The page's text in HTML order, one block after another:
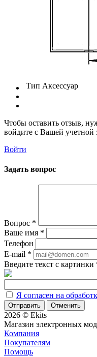
Тип Аксессуар
Чтобы оставить отзыв,
войдите с Вашей учетной
Войти
Задать вопрос
Вопрос *
Ваше имя *
Телефон
E-mail *
Введите текст с картинки
Я согласен на
Отменить
2026 © Ekits
Магазин электронных
Компания
Покупателям
Помощь